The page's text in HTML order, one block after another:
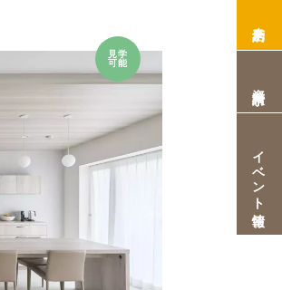
イベント情報
見学
可能